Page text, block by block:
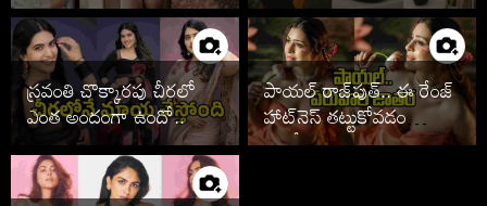
స్రవంతి చొక్కారపు చీరలో
ఎంత అందంగా ఉందో..
పాయల్ రాజ్‌పుత్.. ఈ రేంజ్
హాట్‌నెస్ తట్టుకోవడం
కష్టమే!